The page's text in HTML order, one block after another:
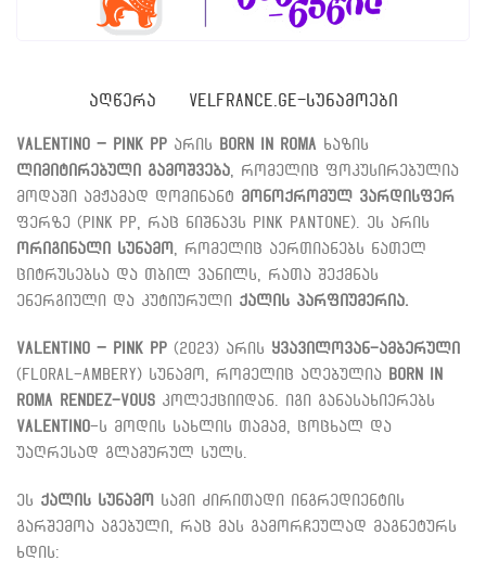
ᲐᲦᲬᲔᲠᲐ VELFRANCE.GE-ᲡᲣᲜᲐᲛᲝᲔᲑᲘ
Valentino – Pink PP არის Born In Roma ხაზის
ლიმიტირებული გამოშვება , რომელიც ფოკუსირებულია
მოდაში ამჟამად დომინანტ მონოქრომულ ვარდისფერ
ფერზე (Pink PP, რაც ნიშნავს Pink Pantone). ეს არის
ორიგინალი სუნამო
, რომელიც აერთიანებს ნათელ
ციტრუსებსა და თბილ ვანილს, რათა შექმნას
ენერგიული და კუტიურული ქალის პარფიუმერია.
Valentino – Pink PP (2023) არის ყვავილოვან-ამბერული
(Floral-Ambery) სუნამო, რომელიც აღებულია
Born In
Roma Rendez-Vous კოლექციიდან.
იგი განასახიერებს
Valentino-ს მოდის სახლის თამამ, ცოცხალ და
უაღრესად გლამურულ სულს.
ეს ქალის სუნამო
სამი ძირითადი ინგრედიენტის
გარშემოა აგებული, რაც მას გამორჩეულად მაგნეტურს
ხდის: